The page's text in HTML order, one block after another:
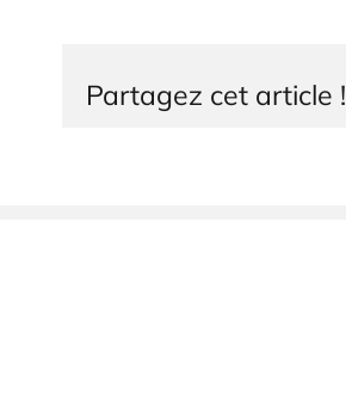
Partagez cet article !